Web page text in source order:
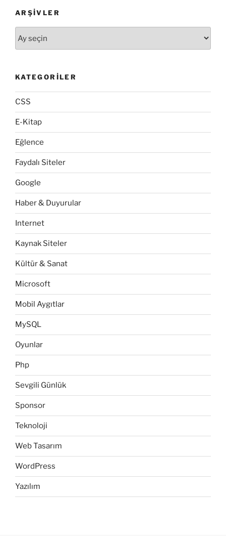
ARŞIVLER
KATEGORILER
CSS
E-Kitap
Eğlence
Faydalı Siteler
Google
Haber & Duyurular
Internet
Kaynak Siteler
Kültür & Sanat
Microsoft
Mobil Aygıtlar
MySQL
Oyunlar
Php
Sevgili Günlük
Sponsor
Teknoloji
Web Tasarım
WordPress
Yazılım